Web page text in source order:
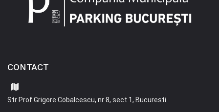
CONTACT
Str Prof Grigore Cobalcescu, nr 8, sect 1, Bucuresti